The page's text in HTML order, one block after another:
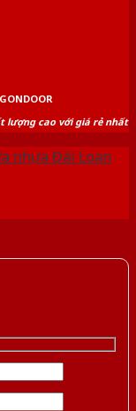
lượng cao với giá rẻ nhất
nhựa Đài Loan